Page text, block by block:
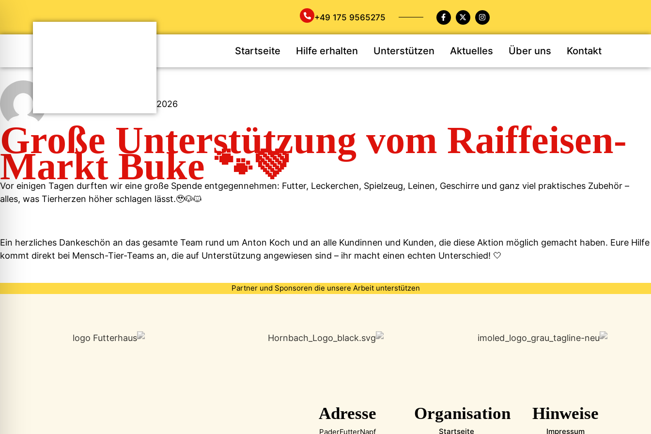
+49 175 9565275
Startseite Hilfe erhalten Unterstützen Aktuelles Über uns Kontakt
März 25, 2026
Große Unterstützung vom Raiffeisen-
Markt Buke 🐾💚
Vor einigen Tagen durften wir eine große Spende entgegennehmen: Futter, Leckerchen, Spielzeug, Leinen, Geschirre und ganz viel praktisches Zubehör –
alles, was Tierherzen höher schlagen lässt.🥹🐶🐱
Ein herzliches Dankeschön an das gesamte Team rund um Anton Koch und an alle Kundinnen und Kunden, die diese Aktion möglich gemacht haben. Eure Hilfe
kommt direkt bei Mensch-Tier-Teams an, die auf Unterstützung angewiesen sind – ihr macht einen echten Unterschied! 🤍
Partner und Sponsoren die unsere Arbeit unterstützen
Adresse
PaderFutterNapf
Organisation
Startseite
Hinweise
Impressum